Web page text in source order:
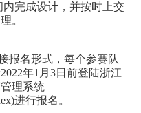
内完成设计，并按时上交
。
报名形式，每个参赛队
年1 月3日 前登陆浙江
理系统
进行报名 。